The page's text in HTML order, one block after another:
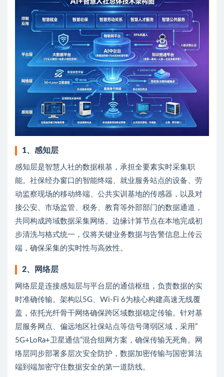
1、感知层
感知层是智慧人社的数据根基，承担全要素实时采集职
能。社保经办窗口的智能终端、就业服务站点的设备、劳
动监察现场的移动终端、公共实训基地的传感器，以及对
接公安、市场监管、税务、教育等外部部门的数据通道，
共同构成跨域数据采集网络。边缘计算节点在本地完成初
步清洗与格式统一，仅将关键业务数据与告警信息上传云
端，确保采集的实时性与高效性。
2、网络层
网络层是连接感知层与平台层的通信枢纽，负责数据的实
时准确传输。架构以5G、Wi-Fi 6为核心构建高速无线覆
盖，依托光纤骨干网络确保跨区域数据稳定传输。针对基
层服务网点、偏远地区社保站点等信号薄弱区域，采用”
5G+LoRa+卫星通信”混合组网方案，确保传输无死角。网
络层同步部署多层次安全防护，数据加密传输与国密算法
端到端加密守住数据安全的第一道防线。